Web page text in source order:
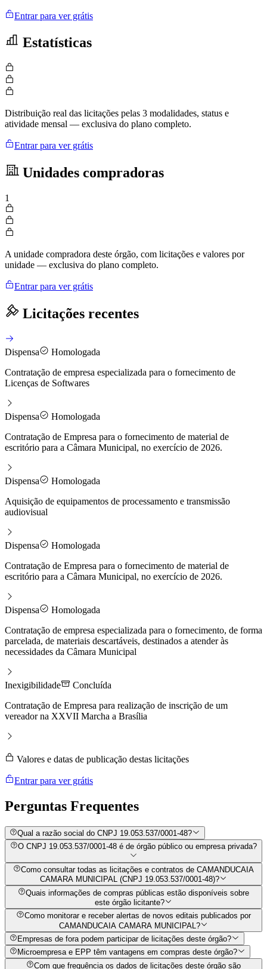
Entrar para ver grátis
Estatísticas
Distribuição real das licitações pelas 3 modalidades, status e
atividade mensal — exclusiva do plano completo.
Entrar para ver grátis
Unidades compradoras
1
A unidade compradora deste órgão, com licitações e valores por
unidade — exclusiva do plano completo.
Entrar para ver grátis
Licitações recentes
Dispensa
Homologada
Contratação de empresa especializada para o fornecimento de
Licenças de Softwares
Dispensa
Homologada
Contratação de Empresa para o fornecimento de material de
escritório para a Câmara Municipal, no exercício de 2026.
Dispensa
Homologada
Aquisição de equipamentos de processamento e transmissão
audiovisual
Dispensa
Homologada
Contratação de Empresa para o fornecimento de material de
escritório para a Câmara Municipal, no exercício de 2026.
Dispensa
Homologada
Contratação de empresa especializada para o fornecimento, de forma
parcelada, de materiais descartáveis, destinados a atender às
necessidades da Câmara Municipal
Inexigibilidade
Concluída
Contratação de Empresa para realização de inscrição de um
vereador na XXVII Marcha a Brasília
Valores e datas de publicação destas licitações
Entrar para ver grátis
Perguntas Frequentes
Qual a razão social do CNPJ 19.053.537/0001-48?
O CNPJ 19.053.537/0001-48 é de órgão público ou empresa privada?
Como consultar todas as licitações e contratos de CAMANDUCAIA
CAMARA MUNICIPAL (CNPJ 19.053.537/0001-48)?
Quais informações de compras públicas estão disponíveis sobre
este órgão licitante?
Como monitorar e receber alertas de novos editais publicados por
CAMANDUCAIA CAMARA MUNICIPAL?
Empresas de fora podem participar de licitações deste órgão?
Microempresa e EPP têm vantagens em compras deste órgão?
Com que frequência os dados de licitações deste órgão são